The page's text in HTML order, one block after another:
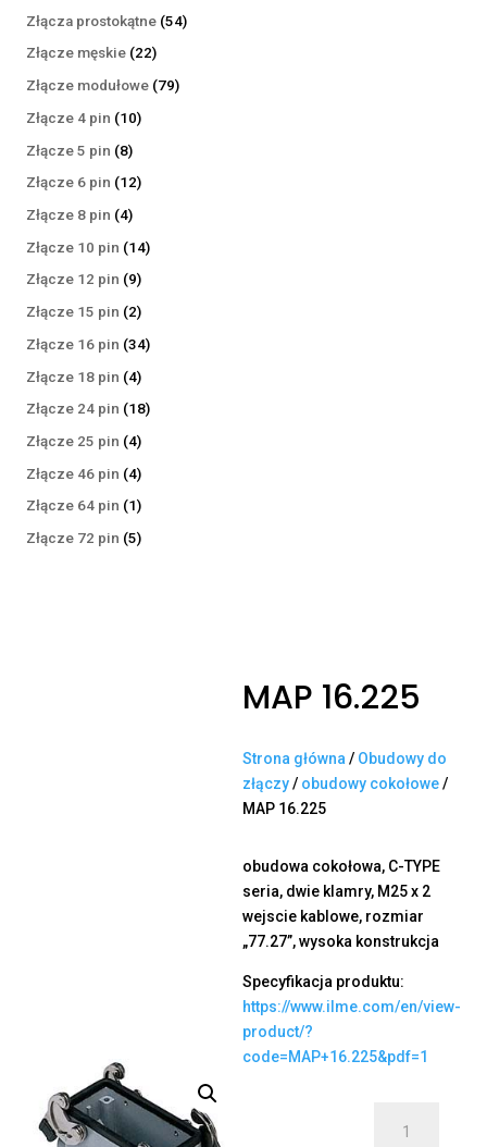
produktów
Złącza prostokątne 5454
Złącze męskie 2222
produkty
Złącze modułowe 7979
Złącze 4 pin 1010
Złącze 5 pin 88
produktów
Złącze 6 pin 1212
Złącze 8 pin 44
produkty
Złącze 10 pin 1414
Złącze 12 pin 99
produktów
Złącze 15 pin 22
produkty
Złącze 16 pin 3434
Złącze 18 pin 44
produkty
Złącze 24 pin 1818
Złącze 25 pin 44
produkty
Złącze 46 pin 44
produkty
Złącze 64 pin 11
produkt
Złącze 72 pin 55
MAP 16.225
Strona główna / Obudowy do
złączy/ obudowy cokołowe/
MAP 16.225
obudowa cokołowa, C-TYPE
seria, dwie klamry, M25 x 2
wejscie kablowe, rozmiar
„77.27”, wysoka konstrukcja
Specyfikacja produktu:
https://www.ilme.com/en/view-
product/?
code=MAP+16.225&pdf=1